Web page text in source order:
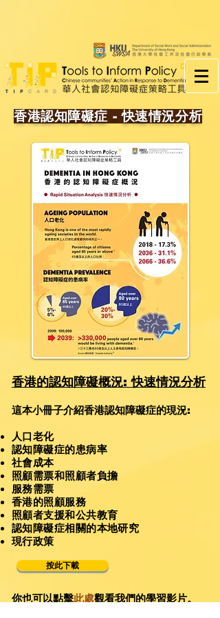
香港認知障礙症 -快速情況分析
香港的認知障礙概況: 快速情況分析
這本小冊子介紹香港認知障礙症的現況:
人口老化
認知障礙症的患病率
社會成本
照顧需票和照顧者負擔
服務需票
香港的照顧服務
照顧者支援和公共教育
認知障礙症相關的本地研究
現行政策
按此下載
你也可以點擊此處觀看我們的學習影片。